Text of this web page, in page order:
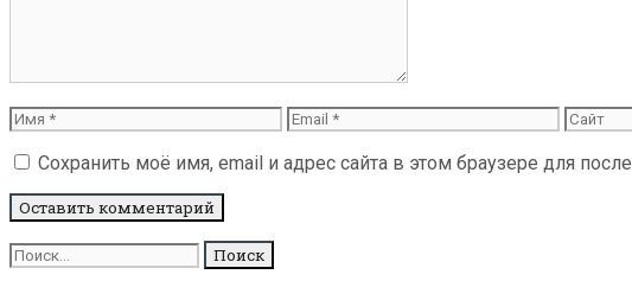
Имя Email Сайт
Сохранить моё имя, email и адрес сайта в этом браузере для
Поиск
для: